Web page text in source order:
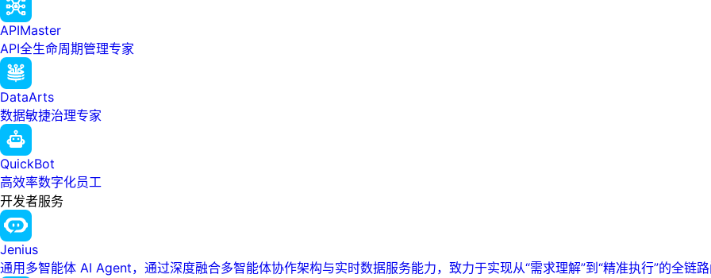
APIMaster
API全生命周期管理专家
DataArts
数据敏捷治理专家
QuickBot
高效率数字化员工
开发者服务
Jenius
通用多智能体 AI Agent，通过深度融合多智能体协作架构与实时数据服务能力，致力于实现从“需求理解”到“精准执行”的全链